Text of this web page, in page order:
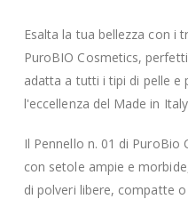
Esalta la tua bellezza con i
PuroBIO Cosmetics,
adatta a tutti i tipi di pelle e
l'eccellenza del Made in
Il Pennello n. 01 di
con setole ampie e
di polveri libere, compatte